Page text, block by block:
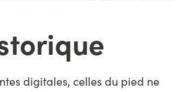
digitales, celles du pied ne